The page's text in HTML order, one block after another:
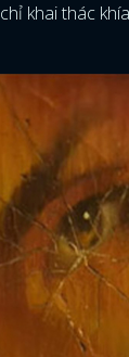
chỉ khai thác